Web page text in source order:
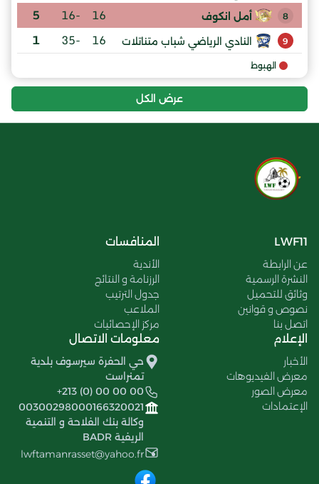
8 أمل انكوف 16
-16
5
9 النادي الرياضي شباب متناتلات 16
-35
1
الهبوط
عرض الكل
LWF11
عن الرابطة
النشرة الرسمية
وثائق للتحميل
نصوص و قوانين
اتصل بنا
المنافسات
الأندية
الرزنامة و النتائج
جدول الترتيب
الملاعب
مركز الإحصائيات
الإعلام
الأخبار
معرض الفيديوهات
معرض الصور
الإعتمادات
معلومات الاتصال
حي الحفرة سيرسوف بلدية
تمنراست
+213 (0) 00 00 00
00300298000166320021
وكالة بنك الفلاحة و التنمية
الريفية BADR
lwftamanrasset@yahoo.fr